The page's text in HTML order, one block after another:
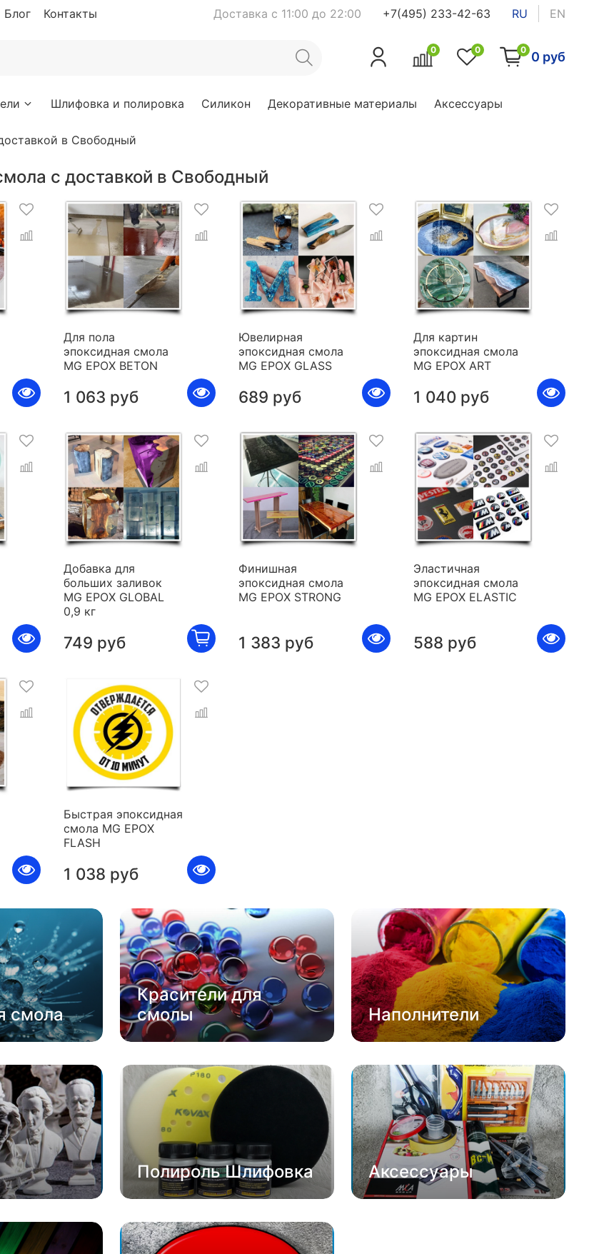
Блог Контакты Доставка с 11:00 до 22:00 +7(495) 233-42-63 RU EN
0 0 0 0 руб
Шлифовка и полировка Силикон Декоративные материалы Аксессуары
в Свободный
с доставкой в Свободный
Для пола
эпоксидная смола
MG EPOX BETON
1 063 руб
Ювелирная
эпоксидная смола
MG EPOX GLASS
689 руб
Для картин
эпоксидная смола
MG EPOX ART
1 040 руб
Добавка для
больших заливок
MG EPOX GLOBAL
0,9 кг
749 руб
Финишная
эпоксидная смола
MG EPOX STRONG
1 383 руб
Эластичная
эпоксидная смола
MG EPOX ELASTIC
588 руб
Быстрая эпоксидная
смола MG EPOX
FLASH
1 038 руб
смола
Красители для
смолы
Наполнители
Полироль Шлифовка Аксессуары